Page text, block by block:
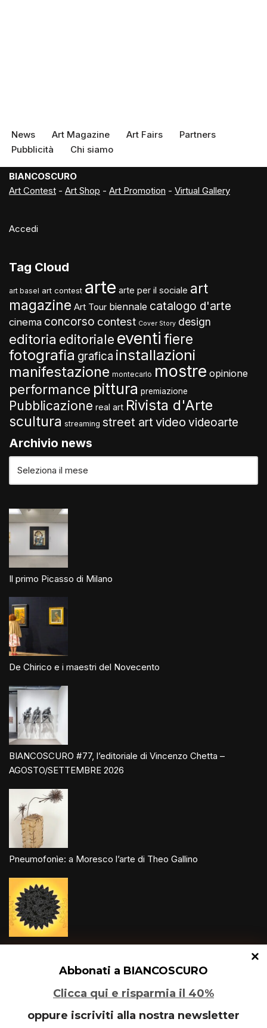
Abbonati a BIANCOSCURO
Clicca qui e risparmia il 40%
oppure iscriviti alla nostra newsletter
News Art Magazine Art Fairs
Partners
Pubblicità
Chi siamo
BIANCOSCURO
Art Contest - Art Shop - Art Promotion - Virtual Gallery
Accedi
Tag Cloud
art basel art contest arte arte per il sociale art
magazine Art Tour biennale catalogo d'arte
cinema concorso contest Cover Story design
editoria editoriale eventi fiere
fotografia grafica installazioni
manifestazione montecarlo mostre opinione
performance pittura premiazione
Pubblicazione real art Rivista d'Arte
scultura streaming street art video videoarte
Archivio news
Il primo Picasso di Milano
De Chirico e i maestri del Novecento
BIANCOSCURO #77, l’editoriale di Vincenzo Chetta –
AGOSTO/SETTEMBRE 2026
Pneumofonìe: a Moresco l’arte di Theo Gallino
Un glitch quantico tra Varese e Maleo